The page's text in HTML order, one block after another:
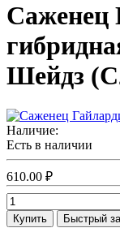
Саженец
Шейдз
Наличие:
Есть в наличии
610.00 ₽
Купить Быстрый